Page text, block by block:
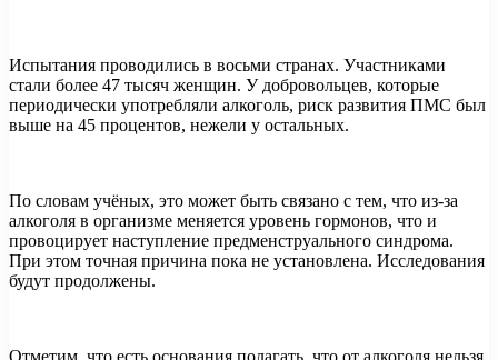
Испытания проводились в восьми странах. Участниками
стали более 47 тысяч женщин. У добровольцев, которые
периодически употребляли алкоголь, риск развития ПМС был
выше на 45 процентов, нежели у остальных.
По словам учёных, это может быть связано с тем, что из-за
алкоголя в организме меняется уровень гормонов, что и
провоцирует наступление предменструального синдрома.
При этом точная причина пока не установлена. Исследования
будут продолжены.
Отметим, что есть основания полагать, что от алкоголя нельзя